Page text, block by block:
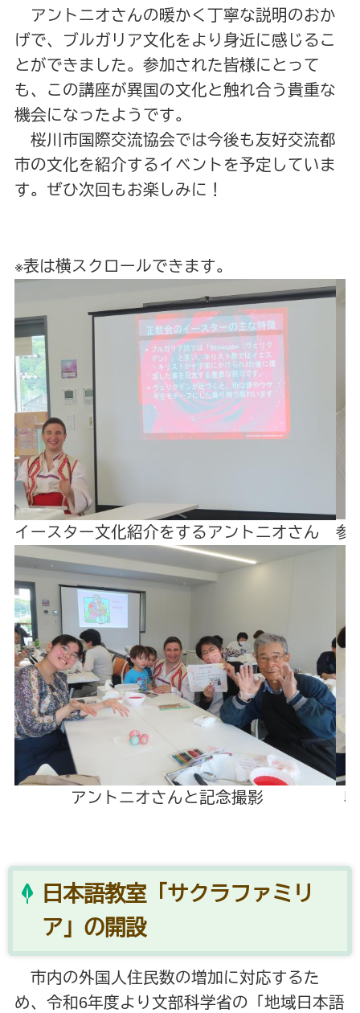
アントニオさんの暖かく丁寧な説明のおか
げで、ブルガリア文化をより身近に感じるこ
とができました。参加された皆様にとって
も、この講座が異国の文化と触れ合う貴重な
機会になったようです。
桜川市国際交流協会では今後も友好交流都
市の文化を紹介するイベントを予定していま
す。ぜひ次回もお楽しみに！
※表は横スクロールできます。
イースター文化紹介をするアントニオさん 参
アントニオさんと記念撮影
日本語教室「サクラファミリ
ア」の開設
市内の外国人住民数の増加に対応するた
め、令和6年度より文部科学省の「地域日本語